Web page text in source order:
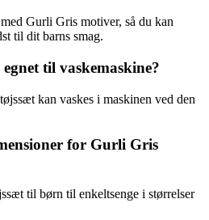
Gurli Gris motiver, så du kan
til dit barns smag.
til vaskemaskine?
kan vaskes i maskinen ved den
for Gurli Gris
til børn til enkeltsenge i størrelser